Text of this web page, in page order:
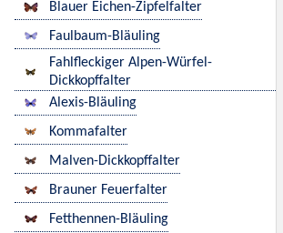
Blauer Eichen-Zipfelfalter
Faulbaum-Bläuling
Fahlfleckiger Alpen-Würfel-
Dickkopffalter
Alexis-Bläuling
Kommafalter
Malven-Dickkopffalter
Brauner Feuerfalter
Fetthennen-Bläuling